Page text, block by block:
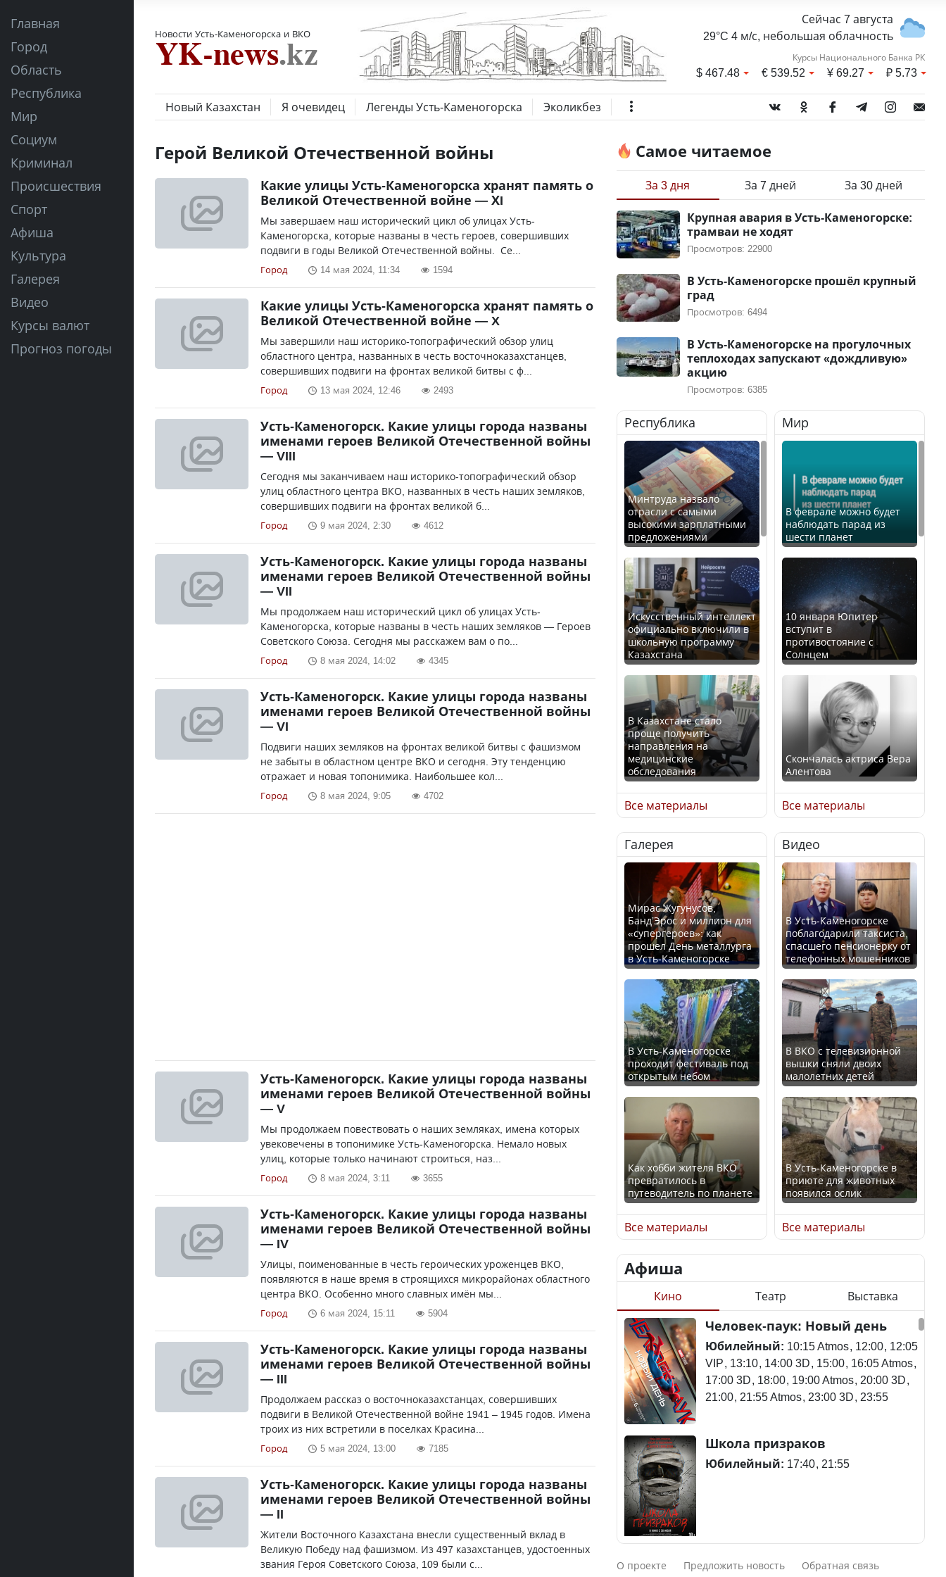
Главная
Город
Область
Республика
Мир
Социум
Криминал
Происшествия
Спорт
Афиша
Культура
Галерея
Видео
Курсы валют
Прогноз погоды
Новости Усть-Каменогорска и ВКО
Сейчас 7 августа
29°C 4 м/с, небольшая облачность
Курсы Национального Банка РК
$467.48 €539.52 ¥69.27 ₽5.73
Новый Казахстан Я очевидец Легенды Усть-Каменогорска Эколикбез
Герой Великой Отечественной войны
Какие улицы Усть-Каменогорска хранят память о
Великой Отечественной войне — ХI
Мы завершаем наш исторический цикл об улицах Усть-
Каменогорска, которые названы в честь героев, совершивших
подвиги в годы Великой Отечественной войны. Се...
Город 14 мая 2024, 11:34 1594
Какие улицы Усть-Каменогорска хранят память о
Великой Отечественной войне — X
Мы завершили наш историко-топографический обзор улиц
областного центра, названных в честь восточноказахстанцев,
совершивших подвиги на фронтах великой битвы с ф...
Город 13 мая 2024, 12:46 2493
Усть-Каменогорск. Какие улицы города названы
именами героев Великой Отечественной войны
— VIII
Сегодня мы заканчиваем наш историко-топографический обзор
улиц областного центра ВКО, названных в честь наших земляков,
совершивших подвиги на фронтах великой б...
Город 9 мая 2024, 2:30 4612
Усть-Каменогорск. Какие улицы города названы
именами героев Великой Отечественной войны
— VII
Мы продолжаем наш исторический цикл об улицах Усть-
Каменогорска, которые названы в честь наших земляков — Героев
Советского Союза. Сегодня мы расскажем вам о по...
Город 8 мая 2024, 14:02 4345
Усть-Каменогорск. Какие улицы города названы
именами героев Великой Отечественной войны
— VI
Подвиги наших земляков на фронтах великой битвы с фашизмом
не забыты в областном центре ВКО и сегодня. Эту тенденцию
отражает и новая топонимика. Наибольшее кол...
Город 8 мая 2024, 9:05 4702
Усть-Каменогорск. Какие улицы города названы
именами героев Великой Отечественной войны
— V
Мы продолжаем повествовать о наших земляках, имена которых
увековечены в топонимике Усть-Каменогорска. Немало новых
улиц, которые только начинают строиться, наз...
Город 8 мая 2024, 3:11 3655
Усть-Каменогорск. Какие улицы города названы
именами героев Великой Отечественной войны
— IV
Улицы, поименованные в честь героических уроженцев ВКО,
появляются в наше время в строящихся микрорайонах областного
центра ВКО. Особенно много славных имён мы...
Город 6 мая 2024, 15:11 5904
Усть-Каменогорск. Какие улицы города названы
именами героев Великой Отечественной войны
— III
Продолжаем рассказ о восточноказахстанцах, совершивших
подвиги в Великой Отечественной войне 1941 – 1945 годов. Имена
троих из них встретили в поселках Красина...
Город 5 мая 2024, 13:00 7185
Усть-Каменогорск. Какие улицы города названы
именами героев Великой Отечественной войны
— II
Жители Восточного Казахстана внесли существенный вклад в
Великую Победу над фашизмом. Из 497 казахстанцев, удостоенных
звания Героя Советского Союза, 109 были с...
Самое читаемое
За 3 дня За 7 дней За 30 дней
Крупная авария в Усть-Каменогорске:
трамваи не ходят
Просмотров: 22900
В Усть-Каменогорске прошёл крупный
град
Просмотров: 6494
В Усть-Каменогорске на прогулочных
теплоходах запускают «дождливую»
акцию
Просмотров: 6385
Республика
Минтруда назвало
отрасли с самыми
высокими зарплатными
предложениями
Искусственный интеллект
официально включили в
школьную программу
Казахстана
В Казахстане стало
проще получить
направления на
медицинские
обследования
Қазақстан Орталық Азия
елдері арасында әл-ауқат
индексінде көш бастады
Казахстан возглавил
рейтинг благополучия
среди стран Центральной
Азии
Будут ли представлены
интересы регионов в
Курултае?
Ең төменгі жалақы,
алимент, экология: жеті
партия сайлаушылармен
нені талқылап жатыр?
алименты, экология — о
чем говорят с
избирателями
представители партий
Министр рассказал, из
чего делают колбасу в
Казахстане
почему казахстанские
Все материалы
Мир
В феврале можно будет
наблюдать парад из
шести планет
10 января Юпитер
вступит в
противостояние с
Солнцем
Скончалась актриса Вера
Алентова
В РФ вынесен заочный
приговор по уголовному
делу об убийстве Игоря
Талькова
В России введены
дополнительные
ограничения для
казахстанских прав
Трамп официально
вступил в должность
президента США
Луну признали объектом
культурного наследия,
находящегося под
угрозой исчезновения
Станет ли
метапневмовирус
эпидемией, рассказали в
ВОЗ
потерпел крушение в
Южной Корее, погибли
120 человек
Актау: Путин принес
Все материалы
Галерея
Мирас Жугунусов,
Банд’Эрос и миллион для
«супергероев»: как
прошел День металлурга
в Усть-Каменогорске
В Усть-Каменогорске
проходит фестиваль под
открытым небом
Как хобби жителя ВКО
превратилось в
путеводитель по планете
Все материалы
Видео
В Усть-Каменогорске
поблагодарили таксиста,
спасшего пенсионерку от
телефонных мошенников
В ВКО с телевизионной
вышки сняли двоих
малолетних детей
В Усть-Каменогорске в
приюте для животных
появился ослик
Все материалы
Афиша
Кино Театр Выставка
Человек-паук: Новый день
Юбилейный: 10:15 Atmos 12:00 12:05
VIP 13:10 14:00 3D 15:00 16:05 Atmos
17:00 3D 18:00 19:00 Atmos 20:00 3D
21:00 21:55 Atmos 23:00 3D 23:55
Школа призраков
Юбилейный: 17:40 21:55
Смешарики сквозь вселенные
О проекте Предложить новость
Обратная связь